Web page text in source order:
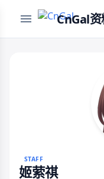
CnGal
STAFF
姬萦祺